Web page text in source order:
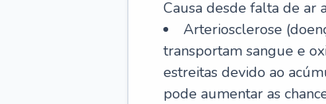
Causa desde falta de ar
Arteriosclerose
transportam sangue e
estreitas devido ao
pode aumentar as